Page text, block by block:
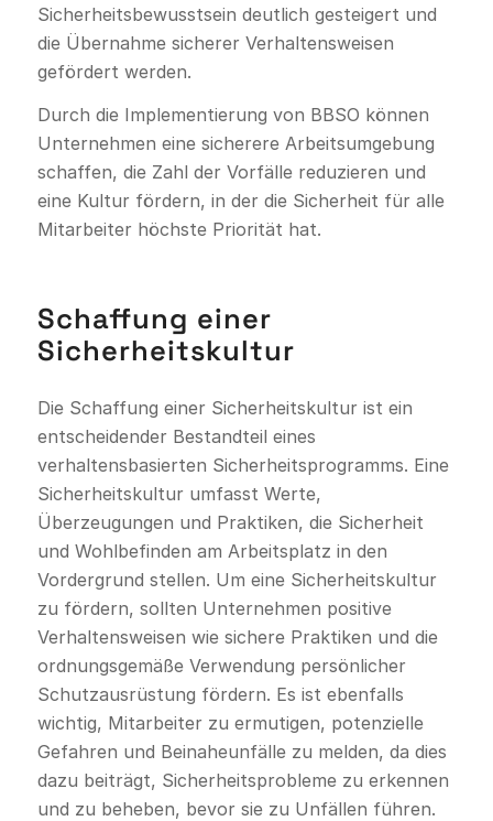
Sicherheitsbewusstsein deutlich gesteigert und
die Übernahme sicherer Verhaltensweisen
gefördert werden.
Durch die Implementierung von BBSO können
Unternehmen eine sicherere Arbeitsumgebung
schaffen, die Zahl der Vorfälle reduzieren und
eine Kultur fördern, in der die Sicherheit für alle
Mitarbeiter höchste Priorität hat.
Schaffung einer
Sicherheitskultur
Die Schaffung einer Sicherheitskultur ist ein
entscheidender Bestandteil eines
verhaltensbasierten Sicherheitsprogramms. Eine
Sicherheitskultur umfasst Werte,
Überzeugungen und Praktiken, die Sicherheit
und Wohlbefinden am Arbeitsplatz in den
Vordergrund stellen. Um eine Sicherheitskultur
zu fördern, sollten Unternehmen positive
Verhaltensweisen wie sichere Praktiken und die
ordnungsgemäße Verwendung persönlicher
Schutzausrüstung fördern. Es ist ebenfalls
wichtig, Mitarbeiter zu ermutigen, potenzielle
Gefahren und Beinaheunfälle zu melden, da dies
dazu beiträgt, Sicherheitsprobleme zu erkennen
und zu beheben, bevor sie zu Unfällen führen.